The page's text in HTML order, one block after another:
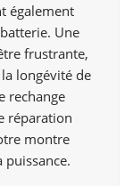
également
Une
frustrante,
longévité de
rechange
réparation
montre
puissance.